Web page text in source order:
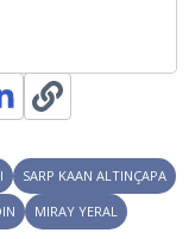
SARP KAAN ALTINÇAPA
MIRAY YERAL